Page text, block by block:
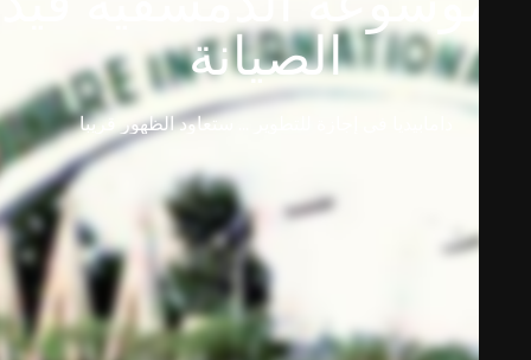
الصيانة
دامابيديا في إجازة للتطوير ... ستعاود الظهور قريباً